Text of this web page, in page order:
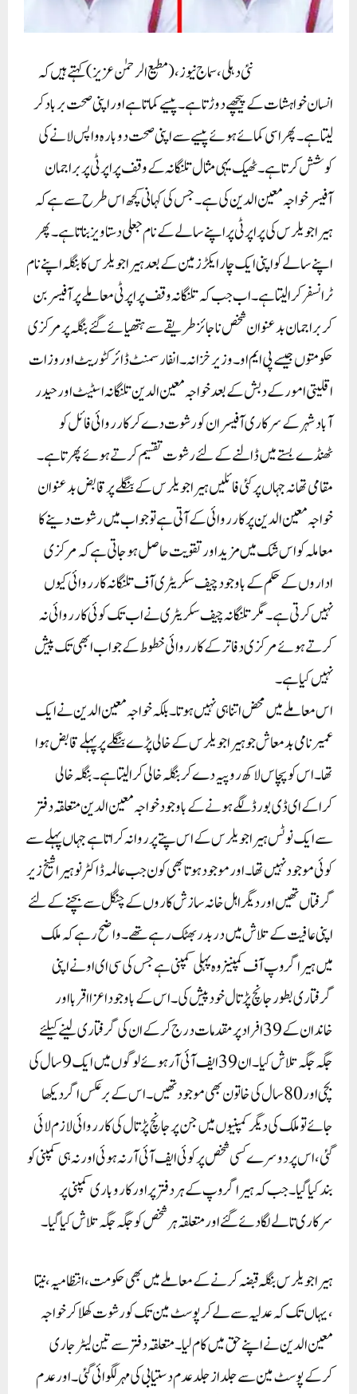
نئی دہلی، سماج نیوز،(مطیع الرحمٰن عزیز) کہتے ہیں کہ
انسان خواہشات کے پیچھے دوڑتا ہے۔ پیسے کماتا ہے اور اپنی صحت برباد کر
لیتا ہے۔ پھر اسی کمائے ہوئے پیسے سے اپنی صحت دوبارہ واپس لانے کی
کوشش کرتا ہے۔ ٹھیک یہی مثال تلنگانہ کے وقف پراپرٹی پر براجمان
آفیسر خواجہ معین الدین کی ہے۔ جس کی کہانی کچھ اس طرح سے ہے کہ
ہیرا جویلرس کی پراپرٹی پر اپنے سالے کے نام جعلی دستاویز بناتا ہے۔ پھر
اپنے سالے کو اپنی ایک چار ایکڑ زمین کے بعد ہیرا جویلرس کا بنگلہ اپنے نام
ٹرانسفر کرا لیتا ہے۔ اب جب کہ تلنگانہ وقف پراپرٹی معاملے پر آفیسر بن
کر براجمان بدعنوان شخص ناجائز طریقے سے ہتھیائے گئے بنگلہ پر مرکزی
حکومتوں جیسے پی ایم او۔ وزیر خزانہ۔ انفارسمنٹ ڈائرکٹوریٹ اور وزات
اقلیتی امور کے دبش کے بعد خواجہ معین الدین تلنگانہ اسٹیٹ اور حیدر
آباد شہر کے سرکاری آفیسران کو رشوت دے کر کارروائی فائل کو
ٹھنڈے بستے میں ڈالنے کے لئے رشوت تقسیم کرتے ہوئے پھرتا ہے۔
مقامی تھانہ جہاں پر کئی فائلیں ہیرا جویلرس کے بنگلے پر قابض بدعنوان
خواجہ معین الدین پر کارروائی کے آتی ہے تو جواب میں رشوت دینے کا
معاملہ کو اس شک میں مزید اور تقویت حاصل ہو جاتی ہے کہ مرکزی
اداروں کے حکم کے باوجود چیف سکریٹری آف تلنگانہ کارروائی کیوں
نہیں کرتی ہے۔ مگر تلنگانہ چیف سکریٹری نے اب تک کوئی کارروائی نہ
کرتے ہوئے مرکزی دفاتر کے کارروائی خطوط کے جواب ابھی تک پیش
نہیں کیا ہے۔
اس معاملے میں محض اتنا ہی نہیں ہوتا۔ بلکہ خواجہ معین الدین نے ایک
عمیر نامی بدمعاش جو ہیرا جویلرس کے خالی پڑے بنگلے پر پہلے قابض ہوا
تھا۔ اس کو پچاس لاکھ روپیہ دے کر بنگلہ خالی کرا لیتا ہے۔ بنگلہ خالی
کراکے ای ڈی بورڈ لگے ہونے کے باوجود خواجہ معین الدین متعلقہ دفتر
سے ایک نوٹس ہیرا جویلرس کے اس پتے پر روانہ کراتا ہے جہاں پہلے سے
کوئی موجود نہیں تھا۔ اور موجود ہوتا بھی کون جب عالمہ ڈاکٹر نوہیرا شیخ زیر
گرفتاں تھیں اور دیگر اہل خانہ سازش کاروں کے چنگل سے بچنے کے لئے
اپنی عافیت کے تلاش میں در بدر بھٹک رہے تھے۔واضح رہے کہ ملک
میں ہیرا گروپ آف کمپنیز وہ پہلی کمپنی ہے جس کی سی ای او نے اپنی
گرفتاری بطور جانچ پڑتال خود پیش کی۔ اس کے باوجود اعزا اقربا اور
خاندان کے 39افراد پر مقدمات درج کرکے ان کی گرفتاری لینے کیلئے
جگہ جگہ تلاش کیا ۔ ان 39ایف آئی آر ہوئے لوگوں میں ایک 9سال کی
بچی اور 80سال کی خاتون بھی موجود تھیں۔اس کے برعکس اگر دیکھا
جائے تو ملک کی دیگر کمپنیوں میں جن پر جانچ پڑتال کی کارروائی لازم لائی
گئی ، اس پر دوسرے کسی شخص پر کوئی ایف آئی آر نہ ہوئی اور نہ ہی کمپنی کو
بند کیا گیا۔ جب کہ ہیرا گروپ کے ہر دفتر پر اور کاروباری کمپنی پر
سرکاری تالے لگا دئے گئے اور متعلقہ ہر شخص کو جگہ جگہ تلاش کیا گیا۔
ہیرا جویلرس بنگلہ قبضہ کرنے کے معاملے میں بھی حکومت، انتظامیہ ،نیتا
،یہاں تک کہ عدلیہ سے لے کر پوسٹ مین تک کو رشوت کھلا کر خواجہ
معین الدین نے اپنے حق میں کام لیا۔ متعلقہ دفتر سے تین لیٹر جاری
کرکے پوسٹ مین سے جلد از جلد عدم دستیابی کی مہر لگوائی گئی۔ اور عدم